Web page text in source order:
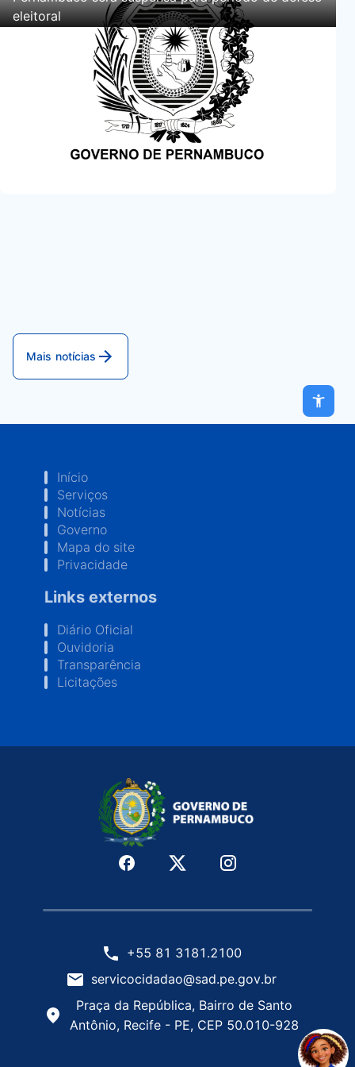
eleitoral
Mais notícias
Início
Serviços
Notícias
Governo
Mapa do site
Privacidade
Links externos
Diário Oficial
Ouvidoria
Transparência
Licitações
+55 81 3181.2100
servicocidadao@sad.pe.gov.br
Praça da República, Bairro de Santo
Antônio, Recife - PE, CEP 50.010-928